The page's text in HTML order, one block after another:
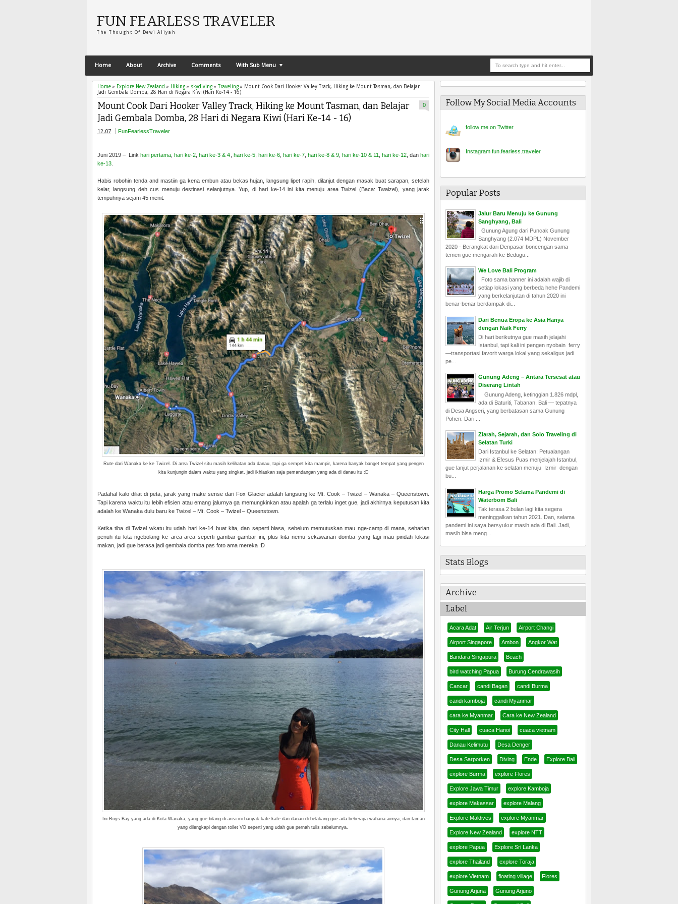
FUN FEARLESS TRAVELER
The Thought Of Dewi Aliyah
Home About Archive Comments With Sub Menu
Home » Explore New Zealand » Hiking » skydiving » Traveling » Mount Cook Dari Hooker Valley Track, Hiking ke Mount Tasman, dan Belajar
Jadi Gembala Domba, 28 Hari di Negara Kiwi (Hari Ke-14 - 16)
Mount Cook Dari Hooker Valley Track, Hiking ke Mount Tasman, dan Belajar
Jadi Gembala Domba, 28 Hari di Negara Kiwi (Hari Ke-14 - 16)
12.07 FunFearlessTraveler
0
Juni 2019 – Linkhari pertama ,hari ke-2 ,hari ke-3 & 4 hari ke-5, hari ke-6, hari ke-7, hari ke-8 & 9, hari ke-10 & 11 ,hari ke-12 , danhari
ke-13
Habis robohin tenda and mastiin ga kena embun atau bekas hujan, langsung lipet rapih, dilanjut dengan masak buat sarapan, setelah
kelar, langsung deh cus menuju destinasi selanjutnya. Yup, di hari ke-14 ini kita menuju area Twizel (Baca: Twaizel), yang jarak
tempuhnya sejam 45 menit.
Rute dari Wanaka ke ke Twizel. Di area Twizel situ masih kelihatan ada danau, tapi ga sempet kita mampir, karena banyak banget tempat yang pengen
kita kunjungin dalam waktu yang singkat, jadi ikhlaskan saja pemandangan yang ada di danau itu :D
Padahal kalo diliat di peta, jarak yang make sense dari Fox Glacier adalah langsung ke Mt. Cook – Twizel – Wanaka – Queenstown.
Tapi karena waktu itu lebih efisien atau emang jalurnya ga memungkinkan atau apalah ga terlalu inget gue, jadi akhirnya keputusan kita
adalah ke Wanaka dulu baru ke Twizel – Mt. Cook – Twizel – Queenstown.
Ketika tiba di Twizel wkatu itu udah hari ke-14 buat kita, dan seperti biasa, sebelum memutuskan mau nge-camp di mana, seharian
penuh itu kita ngebolang ke area-area seperti gambar-gambar ini, plus kita nemu sekawanan domba yang lagi mau pindah lokasi
makan, jadi gue berasa jadi gembala domba pas foto ama mereka :D
Ini Roys Bay yang ada di Kota Wanaka, yang gue bilang di area ini banyak kafe-kafe dan danau di belakang gue ada beberapa wahana airnya, dan taman
yang dilengkapi dengan toilet VO seperti yang udah gue pernah tulis sebelumnya.
Follow My Social Media Accounts
follow me on Twitter
Instagram fun.fearless.traveler
Popular Posts
Jalur Baru Menuju ke Gunung
Sanghyang, Bali
Gunung Agung dari Puncak Gunung
Sanghyang (2.074 MDPL) November
2020 - Berangkat dari Denpasar boncengan sama
temen gue mengarah ke Bedugu...
We Love Bali Program
Foto sama banner ini adalah wajib di
setiap lokasi yang berbeda hehe Pandemi
yang berkelanjutan di tahun 2020 ini
benar-benar berdampak di...
Dari Benua Eropa ke Asia Hanya
dengan Naik Ferry
Di hari berikutnya gue masih jelajahi
Istanbul, tapi kali ini pengen nyobain ferry
—transportasi favorit warga lokal yang sekaligus jadi
pe...
Gunung Adeng – Antara Tersesat atau
Diserang Lintah
Gunung Adeng, ketinggian 1.826 mdpl,
ada di Baturiti, Tabanan, Bali — tepatnya
di Desa Angseri, yang berbatasan sama Gunung
Pohen. Dari ...
Ziarah, Sejarah, dan Solo Traveling di
Selatan Turki
Dari Istanbul ke Selatan: Petualangan
Izmir & Efesus Puas menjelajah Istanbul,
gue lanjut perjalanan ke selatan menuju Izmir dengan
bu...
Harga Promo Selama Pandemi di
Waterbom Bali
Tak terasa 2 bulan lagi kita segera
meninggalkan tahun 2021. Dan, selama
pandemi ini saya bersyukur masih ada di Bali. Jadi,
masih bisa meng...
Stats Blogs
Archive
Label
Acara Adat Air Terjun Airport Changi
Airport Singapore Ambon Angkor Wat
Bandara Singapura Beach
bird watching Papua Burung Cendrawasih
Cancar candi Bagan candi Burma
candi kamboja candi Myanmar
cara ke Myanmar Cara ke New Zealand
City Hall cuaca Hanoi cuaca vietnam
Danau Kelimutu Desa Denger
Desa Sarporken Diving Ende Explore Bali
explore Burma explore Flores
Explore Jawa Timur explore Kamboja
explore Makassar explore Malang
Explore Maldives explore Myanmar
Explore New Zealand explore NTT
explore Papua Explore Sri Lanka
explore Thailand explore Toraja
explore Vietnam floating village Flores
Gunung Arjuna Gunung Arjuno